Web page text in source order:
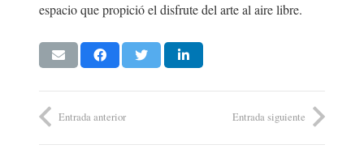
espacio que propició el disfrute del arte al aire libre.
Entrada anterior Entrada siguiente